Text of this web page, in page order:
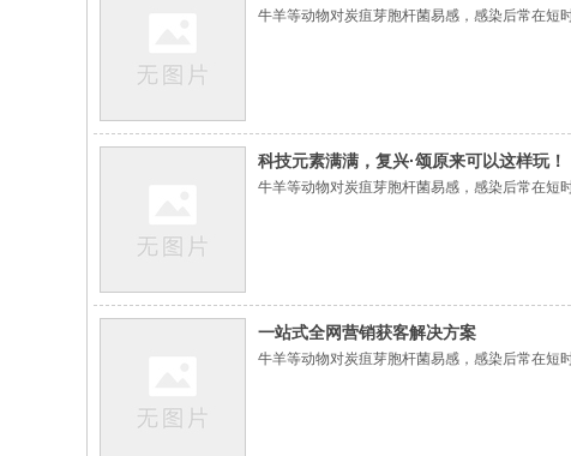
牛羊等动物对炭疽芽胞杆菌易感，感染后常在短
科技元素满满，复兴·颂原来可以这样玩！
牛羊等动物对炭疽芽胞杆菌易感，感染后常在短
一站式全网营销获客解决方案
牛羊等动物对炭疽芽胞杆菌易感，感染后常在短